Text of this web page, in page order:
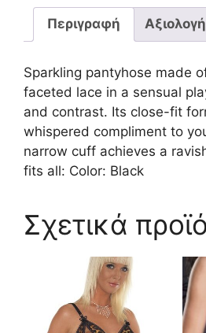
Περιγραφή
Sparkling pantyhose made
faceted lace in a sensual
and contrast. Its close-fit
whispered compliment to
narrow cuff achieves a
fits all: Color: Black
Σχετικά